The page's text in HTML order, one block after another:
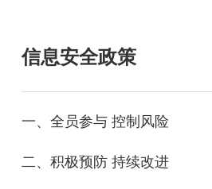
信息安全政策
一、全员参与 控制风险
二、积极预防 持续改进